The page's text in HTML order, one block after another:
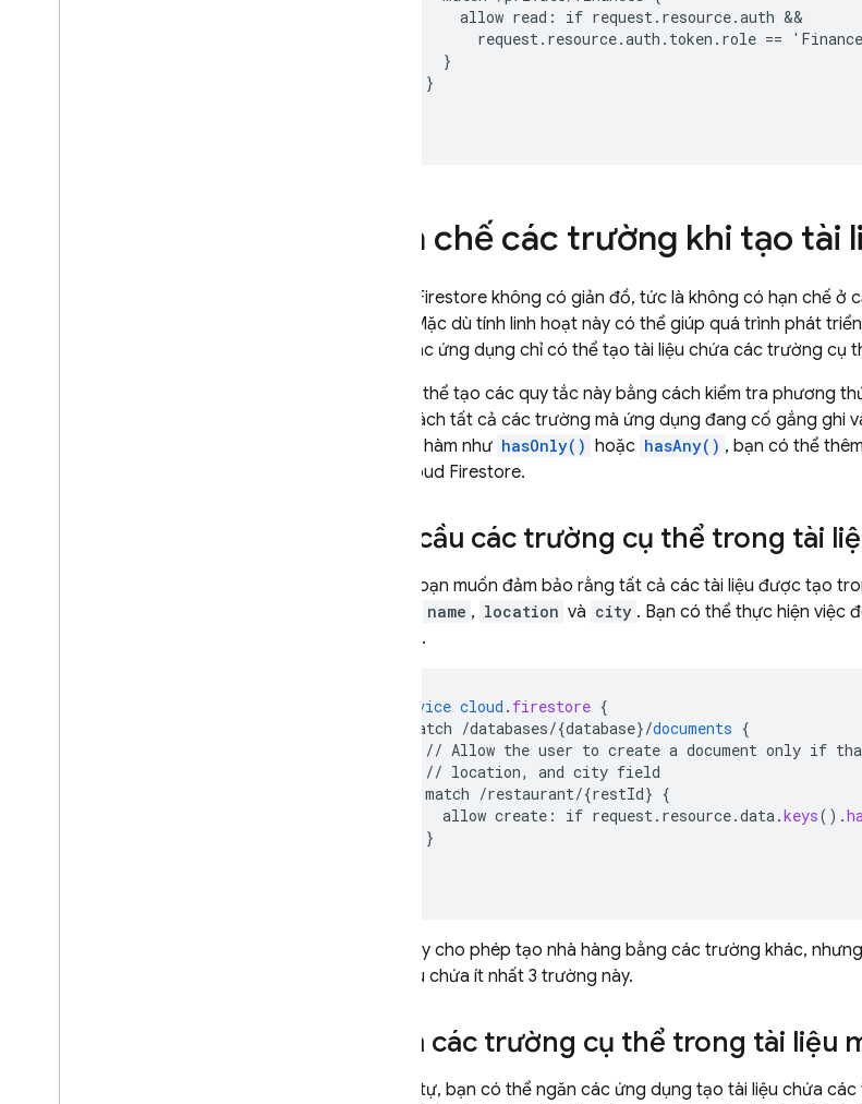
        allow read: if request.resource.auth &&
request.resource.auth.token.role ==
      }
    }
Hạn chế các trường khi tạo tài
Cloud Firestore không có giản đồ, tức là không có hạn chế ở
chứa. Mặc dù tính linh hoạt này có thể giúp quá trình phát
rằng các ứng dụng chỉ có thể tạo tài liệu chứa các trường cụ
Bạn có thể tạo các quy tắc này bằng cách kiểm tra phương
danh sách tất cả các trường mà ứng dụng đang cố gắng ghi
với các hàm như hasOnly() hoặc hasAny() , bạn có thể
Cloud Firestore.
Yêu cầu các trường cụ thể trong tài
Giả sử bạn muốn đảm bảo rằng tất cả các tài liệu được tạo
name , location và city . Bạn có thể thực hiện việc
liệu mới.
service cloud . firestore {
match /databases/{database}/documents {
// Allow the user to create a document only if
// location, and city field
match /restaurant/{restId} {
allow create : if request. resource.data.keys() .
}
Điều này cho phép tạo nhà hàng bằng các trường khác,
tạo đều chứa ít nhất 3 trường này.
Cấm các trường cụ thể trong tài liệu
Tương tự, bạn có thể ngăn các ứng dụng tạo tài liệu chứa